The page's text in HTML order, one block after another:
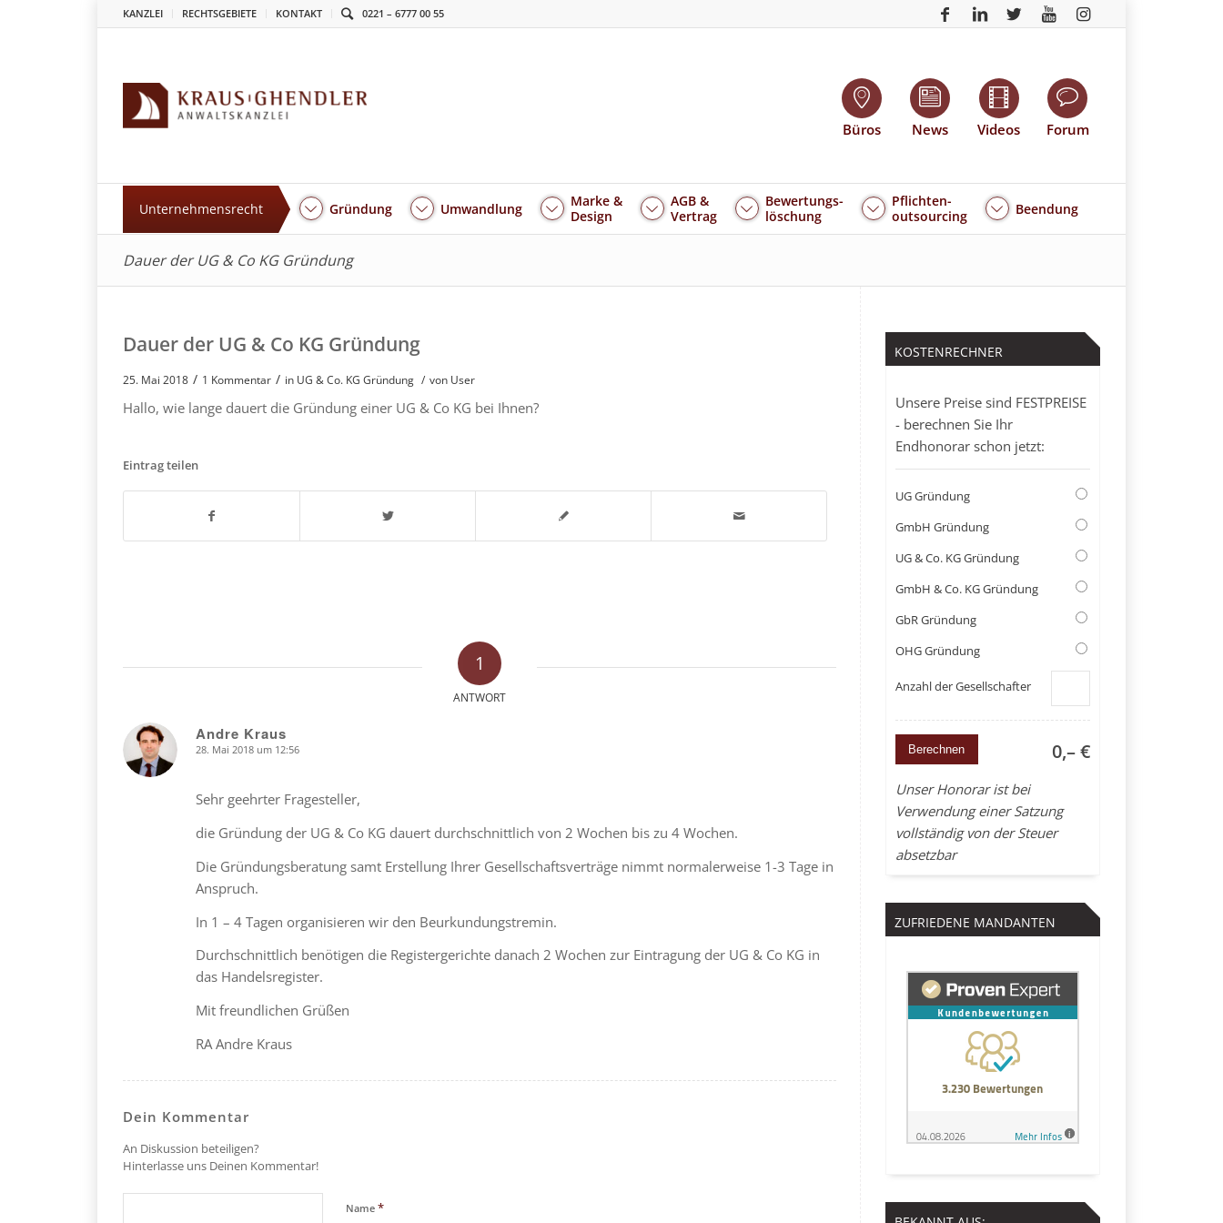
KANZLEI RECHTSGEBIETE KONTAKT 0221 – 6777 00 55
Büros News Videos Forum
Unternehmensrecht Gründung Umwandlung
Marke &
Design
AGB &
Vertrag
Bewertungs-
löschung
Pflichten-
outsourcing
Beendung
Dauer der UG & Co KG Gründung
Dauer der UG & Co KG Gründung
25. Mai 2018 / 1 Kommentar / in UG & Co. KG Gründung / von User
Hallo, wie lange dauert die Gründung einer UG & Co KG bei Ihnen?
Eintrag teilen
1
ANTWORT
Andre Kraus
says: 28. Mai 2018 um 12:56
Sehr geehrter Fragesteller,
die Gründung der UG & Co KG dauert durchschnittlich von 2 Wochen bis zu 4 Wochen.
Die Gründungsberatung samt Erstellung Ihrer Gesellschaftsverträge nimmt normalerweise 1-3 Tage in
Anspruch.
In 1 – 4 Tagen organisieren wir den Beurkundungstremin.
Durchschnittlich benötigen die Registergerichte danach 2 Wochen zur Eintragung der UG & Co KG in
das Handelsregister.
Mit freundlichen Grüßen
RA Andre Kraus
Dein Kommentar
An Diskussion beteiligen?
Hinterlasse uns Deinen Kommentar!
Name*
KOSTENRECHNER
Unsere Preise sind FESTPREISE
- berechnen Sie Ihr
Endhonorar schon jetzt:
UG Gründung
GmbH Gründung
UG & Co. KG Gründung
GmbH & Co. KG Gründung
GbR Gründung
OHG Gründung
Anzahl der Gesellschafter
0,– €
Unser Honorar ist bei
Verwendung einer Satzung
vollständig von der Steuer
absetzbar
ZUFRIEDENE MANDANTEN